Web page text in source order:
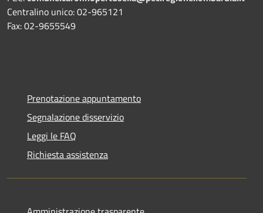
Centralino unico: 02-965121
Fax: 02-9655549
Prenotazione appuntamento
Segnalazione disservizio
Leggi le FAQ
Richiesta assistenza